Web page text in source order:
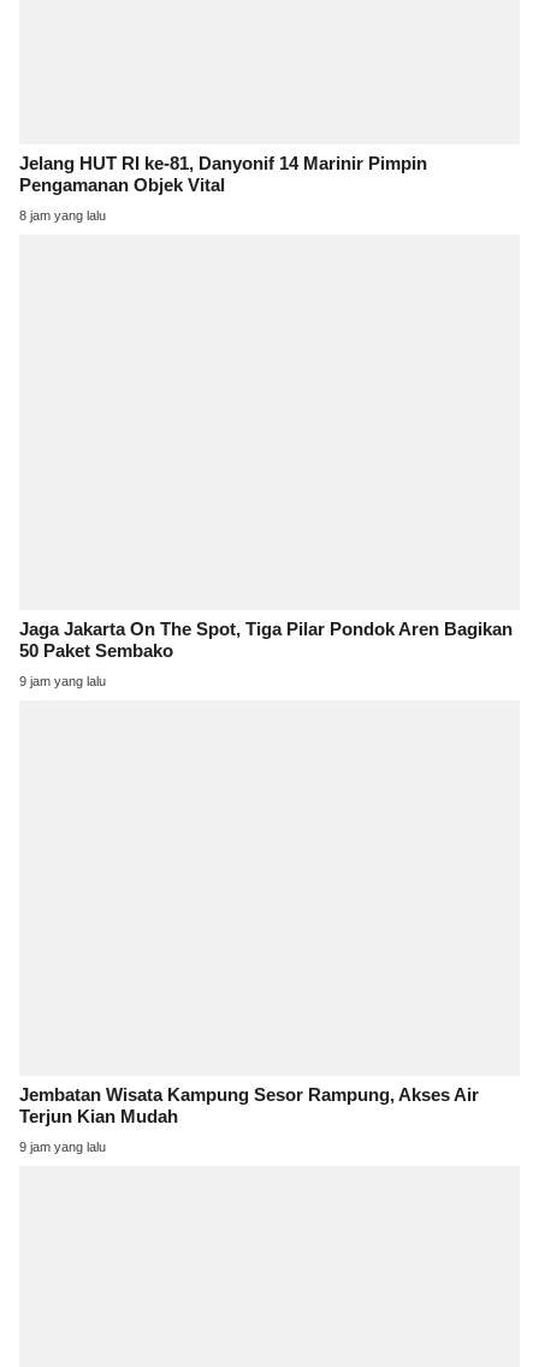
Jelang HUT RI ke-81, Danyonif 14 Marinir Pimpin
Pengamanan Objek Vital
8 jam yang lalu
Jaga Jakarta On The Spot, Tiga Pilar Pondok Aren Bagikan
50 Paket Sembako
9 jam yang lalu
Jembatan Wisata Kampung Sesor Rampung, Akses Air
Terjun Kian Mudah
9 jam yang lalu